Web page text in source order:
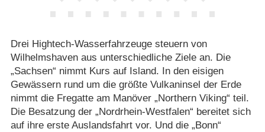
Drei Hightech-Wasserfahrzeuge steuern von
Wilhelmshaven aus unterschiedliche Ziele an. Die
„Sachsen“ nimmt Kurs auf Island. In den eisigen
Gewässern rund um die größte Vulkaninsel der Erde
nimmt die Fregatte am Manöver „Northern Viking“ teil.
Die Besatzung der „Nordrhein-Westfalen“ bereitet sich
auf ihre erste Auslandsfahrt vor. Und die „Bonn“